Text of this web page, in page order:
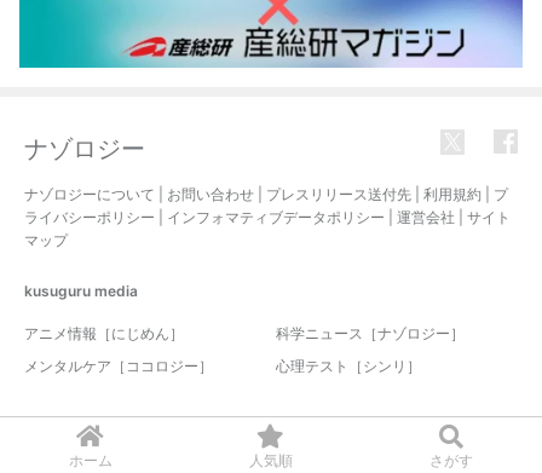
ホーム 人気順 さがす
ナゾロジー
ナゾロジーについて お問い合わせ プレスリリース送付先 利用規約
プ
ライバシーポリシー
インフォマティブデータポリシー 運営会社
サイト
マップ
kusuguru media
アニメ情報［にじめん］
科学ニュース［ナゾロジー］
メンタルケア［ココロジー］
心理テスト［シンリ］
© 2017-2026 nazology. all rights reserved.